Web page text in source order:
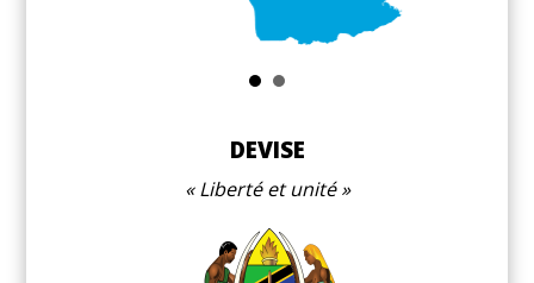
DEVISE
Liberté et unité